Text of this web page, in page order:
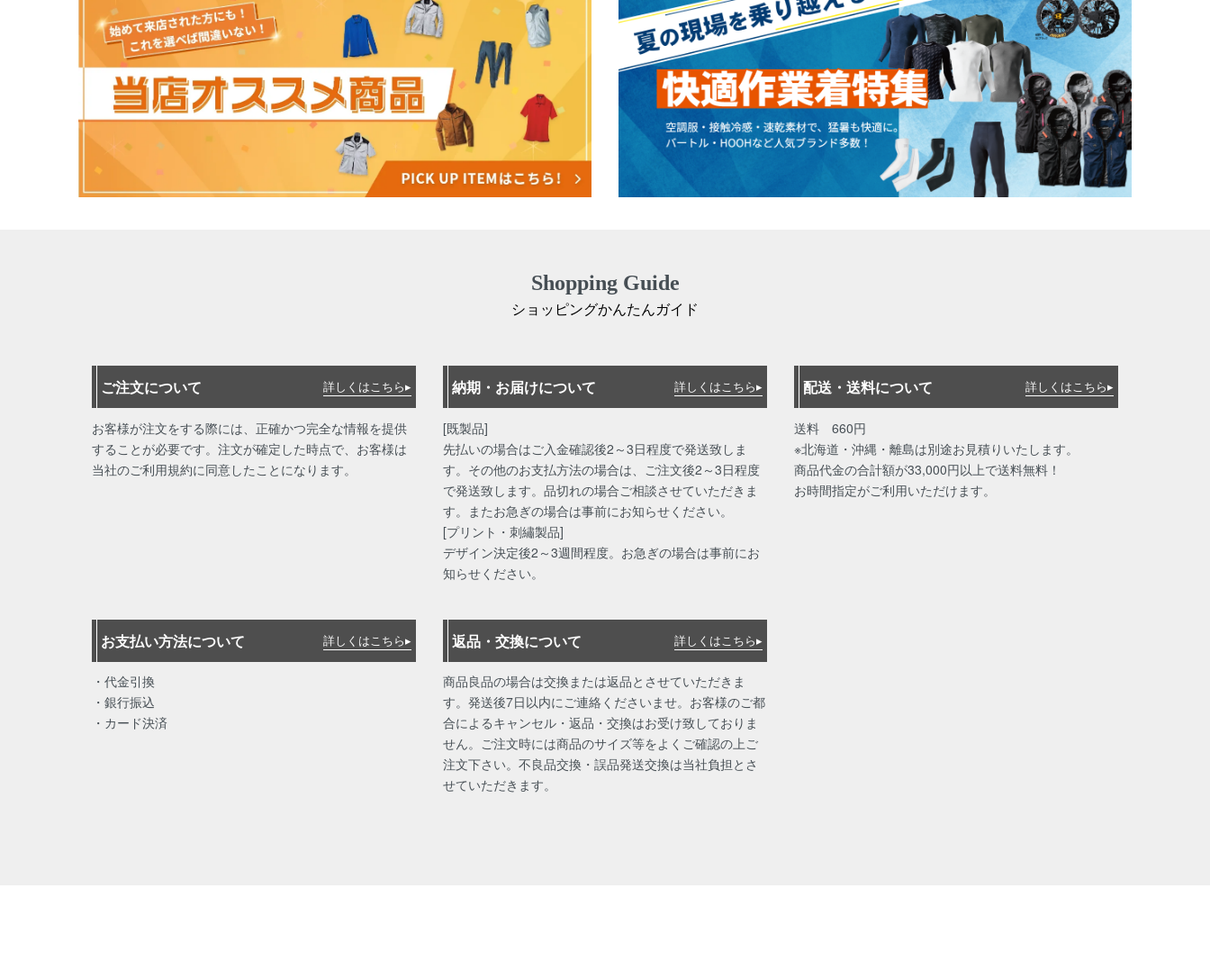
Shopping Guide
ショッピングかんたんガイド
ご注文について 詳しくはこちら▸
お客様が注文をする際には、正確かつ完全な情報を提供
することが必要です。注文が確定した時点で、お客様は
当社のご利用規約に同意したことになります。
納期・お届けについて 詳しくはこちら▸
[既製品]
先払いの場合はご入金確認後2～3日程度で発送致しま
す。その他のお支払方法の場合は、ご注文後2～3日程度
で発送致します。品切れの場合ご相談させていただきま
す。またお急ぎの場合は事前にお知らせください。
[プリント・刺繡製品]
デザイン決定後2～3週間程度。お急ぎの場合は事前にお
知らせください。
配送・送料について 詳しくはこちら▸
送料 660円
※北海道・沖縄・離島は別途お見積りいたします。
商品代金の合計額が33,000円以上で送料無料！
お時間指定がご利用いただけます。
お支払い方法について 詳しくはこちら▸
・代金引換
・銀行振込
・カード決済
返品・交換について 詳しくはこちら▸
商品良品の場合は交換または返品とさせていただきま
す。発送後7日以内にご連絡くださいませ。お客様のご都
合によるキャンセル・返品・交換はお受け致しておりま
せん。ご注文時には商品のサイズ等をよくご確認の上ご
注文下さい。不良品交換・誤品発送交換は当社負担とさ
せていただきます。